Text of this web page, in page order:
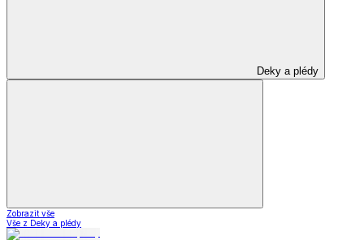
Deky a plédy
Zobrazit vše
Vše z Deky a plédy